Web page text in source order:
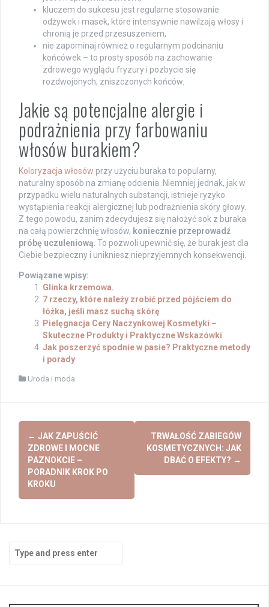
kluczem do sukcesu jest regularne stosowanie
odżywek i masek, które intensywnie nawilżają włosy i
chronią je przed przesuszeniem,
nie zapominaj również o regularnym podcinaniu
końcówek – to prosty sposób na zachowanie
zdrowego wyglądu fryzury i pozbycie się
rozdwojonych, zniszczonych końców.
Jakie są potencjalne alergie i
podrażnienia przy farbowaniu
włosów burakiem?
Koloryzacja włosów przy użyciu buraka to popularny,
naturalny sposób na zmianę odcienia. Niemniej jednak, jak w
przypadku wielu naturalnych substancji, istnieje ryzyko
wystąpienia reakcji alergicznej lub podrażnienia skóry głowy.
Z tego powodu, zanim zdecydujesz się nałożyć sok z buraka
na całą powierzchnię włosów, koniecznie przeprowadź
próbę uczuleniową . To pozwoli upewnić się, że burak jest dla
Ciebie bezpieczny i unikniesz nieprzyjemnych konsekwencji.
Powiązane wpisy:
Glinka krzemowa.
7 rzeczy, które należy zrobić przed pójściem do
łóżka, jeśli masz suchą skórę
Pielęgnacja Cery Naczynkowej Kosmetyki –
Skuteczne Produkty i Praktyczne Wskazówki
Jak poszerzyć spodnie w pasie? Praktyczne metody
i porady
Uroda i moda
Post
navigation
← JAK ZAPUŚCIĆ
ZDROWE I MOCNE
PAZNOKCIE –
PORADNIK KROK PO
KROKU
TRWAŁOŚĆ ZABIEGÓW
KOSMETYCZNYCH: JAK
DBAĆ O EFEKTY? →
for: